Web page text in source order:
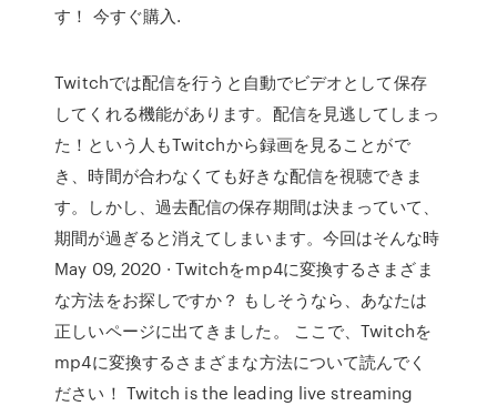
す！ 今すぐ購入.
Twitchでは配信を行うと自動でビデオとして保存
してくれる機能があります。配信を見逃してしまっ
た！という人もTwitchから録画を見ることがで
き、時間が合わなくても好きな配信を視聴できま
す。しかし、過去配信の保存期間は決まっていて、
期間が過ぎると消えてしまいます。今回はそんな時
May 09, 2020 · Twitchをmp4に変換するさまざま
な方法をお探しですか？ もしそうなら、あなたは
正しいページに出てきました。 ここで、Twitchを
mp4に変換するさまざまな方法について読んでく
ださい！ Twitch is the leading live streaming